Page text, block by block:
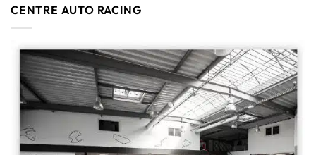
CENTRE AUTO RACING